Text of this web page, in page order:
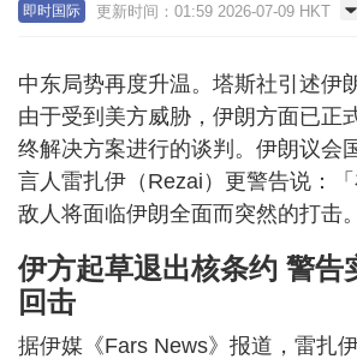
即时国际 更新时间：01:59 2026-07-09 HKT
中东局势再度升温。塔斯社引述伊
由于受到美方威胁，伊朗方面已正
终解决方案进行的谈判。伊朗议会
言人雷扎伊（Rezai）更警告说：「
敌人将面临伊朗全面而突然的打击
伊方起草退出核条约 警告
回击
据伊媒《Fars News》报道，雷扎